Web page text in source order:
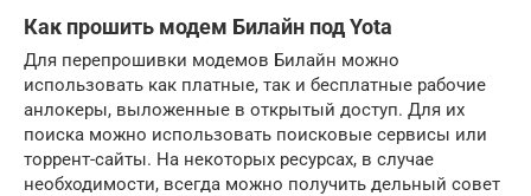
Как прошить модем Билайн под Yota
Для перепрошивки модемов Билайн можно
использовать как платные, так и бесплатные рабочие
анлокеры, выложенные в открытый доступ. Для их
поиска можно использовать поисковые сервисы или
торрент-сайты. На некоторых ресурсах, в случае
необходимости, всегда можно получить дельный совет